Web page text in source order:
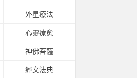
外星療法
心靈療愈
神佛菩薩
經文法典